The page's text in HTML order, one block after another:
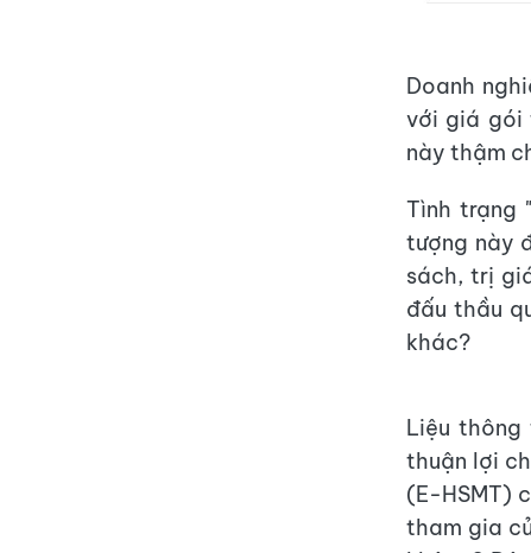
Doanh
với giá gói
này thậm
Tình trạng
tượng này
sách, trị
đấu thầu
khác?
Liệu
thuận lợi
(E-HSMT)
tham gia